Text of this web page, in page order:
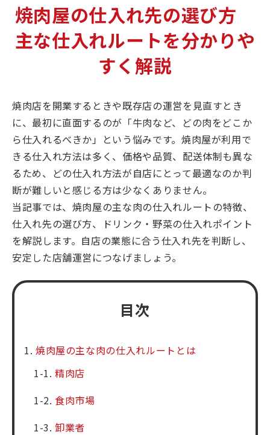
焼肉屋の仕入れ先の選び方
主な仕入れルートを分かりや
すく解説
焼肉店を開業するときや既存店の運営を見直すとき
に、最初に直面するのが「牛肉など、どの肉をどこか
ら仕入れるべきか」という悩みです。焼肉屋が利用で
きる仕入れ方法は多く、価格や品質、配送体制も異な
るため、どの仕入れ方法が自店にとって最適なのか判
断が難しいと感じる方は少なくありません。
当記事では、焼肉屋の主な肉の仕入れルートの特徴、
仕入れ先の選び方、ドリンク・野菜の仕入れポイント
を解説します。自店の業態に合う仕入れ先を判断し、
安定した店舗運営につなげましょう。
目次
焼肉屋の主な肉の仕入れルートとは
精肉店
食肉市場
卸業者